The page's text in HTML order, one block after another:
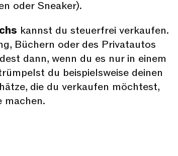
oder Sneaker).
kannst du steuerfrei verkaufen.
Büchern oder des Privatautos
dann, wenn du es nur in einem
du beispielsweise deinen
die du verkaufen möchtest,
machen.